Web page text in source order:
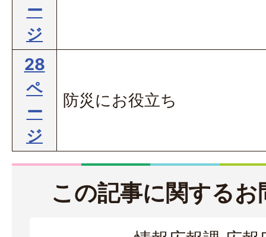
ー
ジ
28
ペ
ー
ジ
防災にお役立ち
この記事に関する